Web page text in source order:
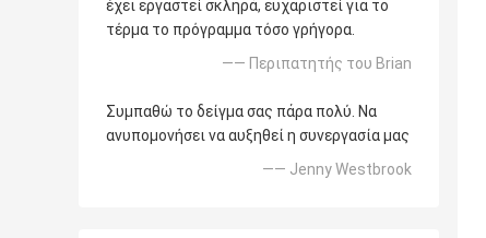
έχει εργαστεί σκληρά, ευχαριστεί για το
τέρμα το πρόγραμμα τόσο γρήγορα.
—— Περιπατητής του Brian
Συμπαθώ το δείγμα σας πάρα πολύ. Να
ανυπομονήσει να αυξηθεί η συνεργασία μας
—— Jenny Westbrook